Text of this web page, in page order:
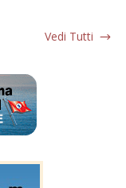
Vedi Tutti